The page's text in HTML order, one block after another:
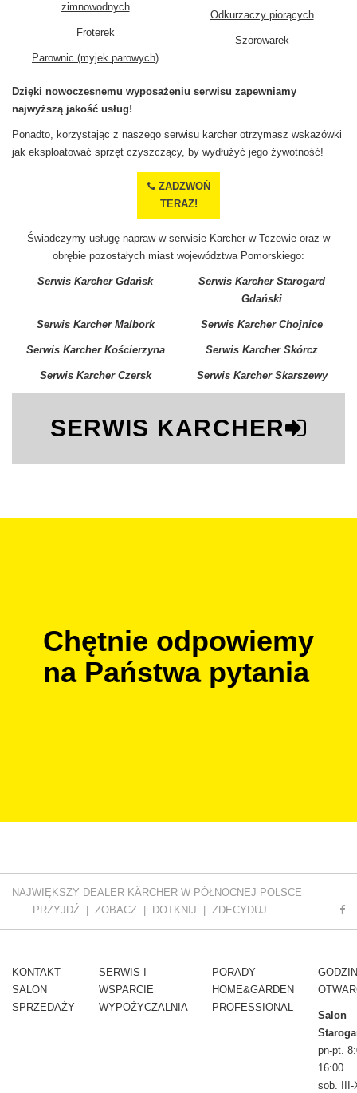
zimnowodnych
Froterek
Parownic (myjek parowych)
Odkurzaczy piorących
Szorowarek
Dzięki nowoczesnemu wyposażeniu serwisu zapewniamy
najwyższą jakość usług!
Ponadto, korzystając z naszego serwisu karcher otrzymasz wskazówki
jak eksploatować sprzęt czyszczący, by wydłużyć jego żywotność!
ZADZWOŃ
TERAZ!
Świadczymy usługę napraw w serwisie Karcher w Tczewie oraz w
obrębie pozostałych miast województwa Pomorskiego:
Serwis Karcher Gdańsk
Serwis Karcher Starogard
Gdański
Serwis Karcher Malbork Serwis Karcher Chojnice
Serwis Karcher Kościerzyna Serwis Karcher Skórcz
Serwis Karcher Czersk Serwis Karcher Skarszewy
SERWIS KARCHER
Chętnie odpowiemy
na Państwa pytania
NAJWIĘKSZY DEALER KÄRCHER W PÓŁNOCNEJ POLSCE
PRZYJDŹ | ZOBACZ | DOTKNIJ | ZDECYDUJ
KONTAKT
SALON
SPRZEDAŻY
SERWIS I
WSPARCIE
WYPOŻYCZALNIA
PORADY
HOME&GARDEN
PROFESSIONAL
Salon
pn-pt.
16:00
sob. III-